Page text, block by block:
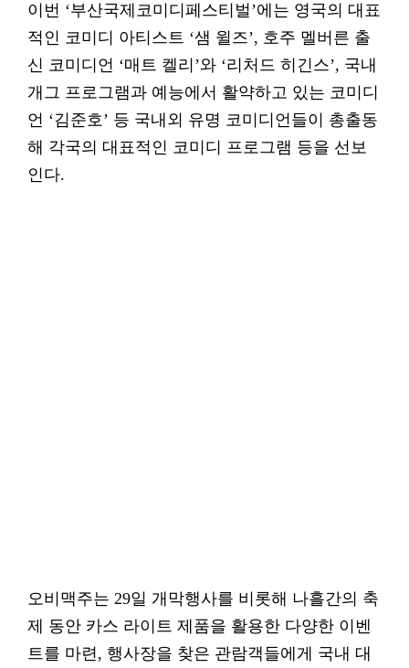
이번 ‘부산국제코미디페스티벌’에는 영국의 대표
적인 코미디 아티스트 ‘샘 윌즈’, 호주 멜버른 출
신 코미디언 ‘매트 켈리’와 ‘리처드 히긴스’, 국내
개그 프로그램과 예능에서 활약하고 있는 코미디
언 ‘김준호’ 등 국내외 유명 코미디언들이 총출동
해 각국의 대표적인 코미디 프로그램 등을 선보
인다.
오비맥주는 29일 개막행사를 비롯해 나흘간의 축
제 동안 카스 라이트 제품을 활용한 다양한 이벤
트를 마련, 행사장을 찾은 관람객들에게 국내 대